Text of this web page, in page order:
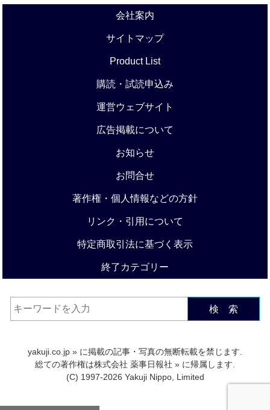
会社案内
サイトマップ
Product List
購読・試読申込み
運営ウェブサイト
広告掲載について
お知らせ
お問合せ
著作権・個人情報などの方針
リンク・引用について
特定商取引法に基づく表示
終了カテゴリー
検 索
yakuji.co.jp » に掲載の記事・写真の無断転載を禁じます.
総ての著作権は株式会社 薬事日報社 » に帰属します.
(C) 1997-2026 Yakuji Nippo, Limited